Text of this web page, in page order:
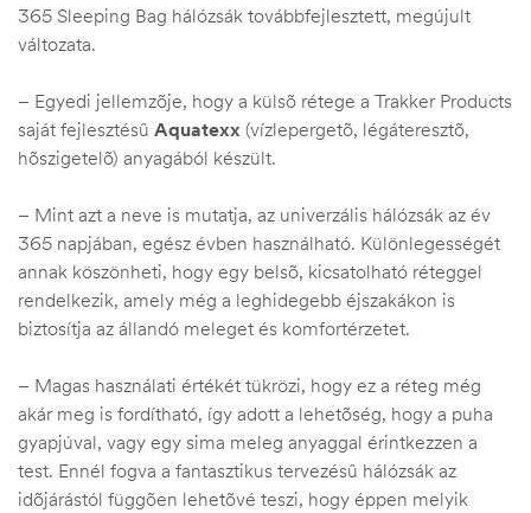
365 Sleeping Bag hálózsák továbbfejlesztett, megújult
változata.
– Egyedi jellemzõje, hogy a külsõ rétege a Trakker Products
saját fejlesztésû Aquatexx (vízlepergetõ, légáteresztõ,
hõszigetelõ) anyagából készült.
– Mint azt a neve is mutatja, az univerzális hálózsák az év
365 napjában, egész évben használható. Különlegességét
annak köszönheti, hogy egy belsõ, kicsatolható réteggel
rendelkezik, amely még a leghidegebb éjszakákon is
biztosítja az állandó meleget és komfortérzetet.
– Magas használati értékét tükrözi, hogy ez a réteg még
akár meg is fordítható, így adott a lehetõség, hogy a puha
gyapjúval, vagy egy sima meleg anyaggal érintkezzen a
test. Ennél fogva a fantasztikus tervezésû hálózsák az
idõjárástól függõen lehetõvé teszi, hogy éppen melyik